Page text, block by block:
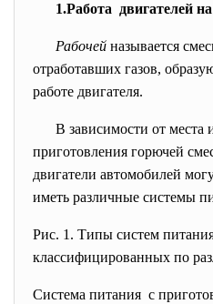
1.Работа двигателей
Рабочей называется
отработавших газов,
работе двигателя.
В зависимости от места
приготовления горючей
двигатели автомобилей
иметь различные системы
Рис. 1. Типы систем
классифицированных по
Система питания с